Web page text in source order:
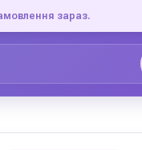
зараз.